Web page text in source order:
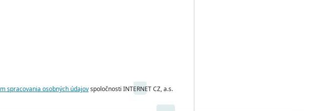
spracovania osobných údajovspoločnosti INTERNET CZ, a.s.